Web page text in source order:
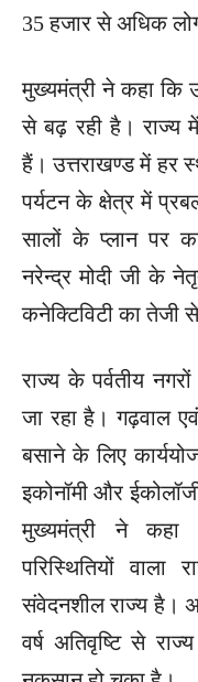
35 हजार से अधिक
मुख्यमंत्री ने कहा कि
से बढ़ रही है। राज्य
हैं। उत्तराखण्ड में हर
पर्यटन के क्षेत्र में
सालों के प्लान पर
नरेन्द्र मोदी जी के
कनेक्टिविटी का तेजी
राज्य के पर्वतीय
जा रहा है। गढ़वाल
बसाने के लिए
इकोनॉमी और
मुख्यमंत्री ने कहा
परिस्थितियों
संवेदनशील राज्य है।
वर्ष अतिवृष्टि से